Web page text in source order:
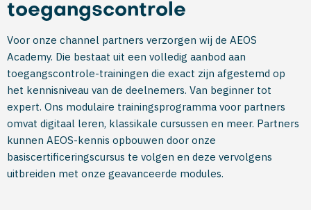
toegangscontrole
Voor onze channel partners verzorgen wij de AEOS
Academy. Die bestaat uit een volledig aanbod aan
toegangscontrole-trainingen die exact zijn afgestemd op
het kennisniveau van de deelnemers. Van beginner tot
expert. Ons modulaire trainingsprogramma voor partners
omvat digitaal leren, klassikale cursussen en meer. Partners
kunnen AEOS-kennis opbouwen door onze
basiscertificeringscursus te volgen en deze vervolgens
uitbreiden met onze geavanceerde modules.